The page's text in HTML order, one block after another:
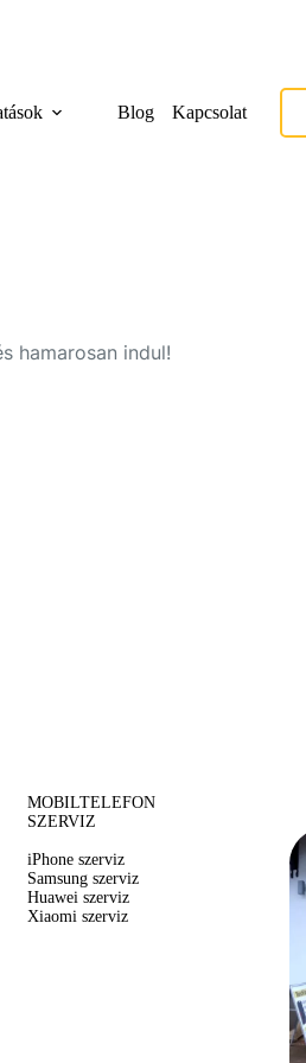
Blog Kapcsolat
hamarosan indul!
MOBILTELEFON
SZERVIZ
iPhone szerviz
Samsung szerviz
Huawei szerviz
Xiaomi szerviz